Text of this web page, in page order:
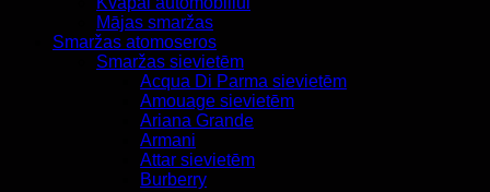
Mājas smaržas
Smaržas atomoseros
Smaržas sievietēm
Acqua Di Parma sievietēm
Amouage sievietēm
Ariana Grande
Armani
Attar sievietēm
Burberry